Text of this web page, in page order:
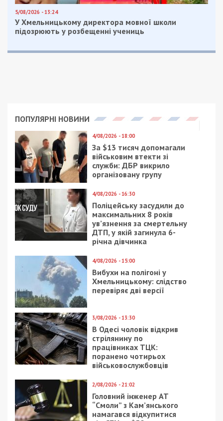
Facebook
Telegram
Twitter
WhatsApp
ViberEmail
Категории:Суспільство| Метки:область
переименование ,петиция,слушание
Рекламні блоки дають нам змогу
залишатися незалежними ЗМІ, а вам -
отримувати найсвіжіші новини під ними.
Приєднуйтесь також до 49000 в Google News. Слідкуйте
за останніми новинами!
Приєднатися
Читайте також
Предыдущая статья: